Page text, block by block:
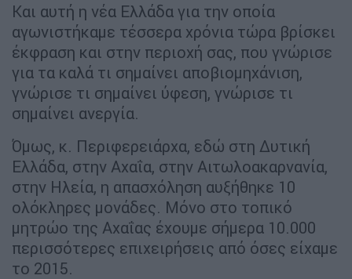
Και αυτή η νέα Ελλάδα για την οποία
αγωνιστήκαμε τέσσερα χρόνια τώρα βρίσκει
έκφραση και στην περιοχή σας, που γνώρισε
για τα καλά τι σημαίνει αποβιομηχάνιση,
γνώρισε τι σημαίνει ύφεση, γνώρισε τι
σημαίνει ανεργία.
Όμως, κ. Περιφερειάρχα, εδώ στη Δυτική
Ελλάδα, στην Αχαΐα, στην Αιτωλοακαρνανία,
στην Ηλεία, η απασχόληση αυξήθηκε 10
ολόκληρες μονάδες. Μόνο στο τοπικό
μητρώο της Αχαΐας έχουμε σήμερα 10.000
περισσότερες επιχειρήσεις από όσες είχαμε
το 2015.